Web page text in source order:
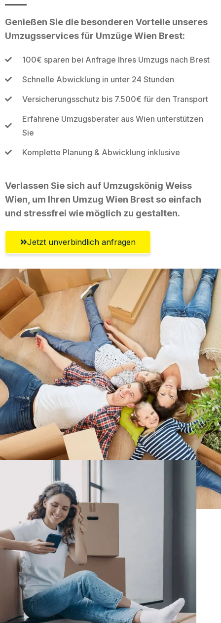
Genießen Sie die besonderen Vorteile unseres
Umzugsservices für Umzüge Wien Brest:
100€ sparen bei Anfrage Ihres Umzugs nach Brest
Schnelle Abwicklung in unter 24 Stunden
Versicherungsschutz bis 7.500€ für den Transport
Erfahrene Umzugsberater aus Wien unterstützen
Sie
Komplette Planung & Abwicklung inklusive
Verlassen Sie sich auf Umzugskönig Weiss
Wien, um Ihren Umzug Wien Brest so einfach
und stressfrei wie möglich zu gestalten.
Jetzt unverbindlich anfragen